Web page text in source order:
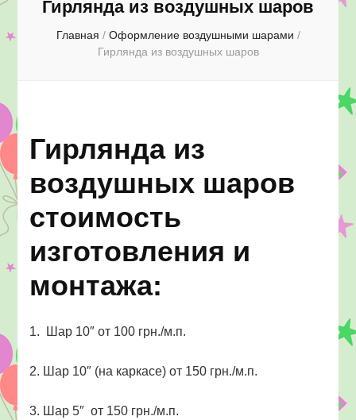
рекламы и
праздника
Херсон
Гирлянда из воздушных шаров
Главная / Оформление воздушными шарами /
Гирлянда из воздушных шаров
Гирлянда из
воздушных шаров
стоимость
изготовления и
монтажа:
1. Шар 10″ от 100 грн./м.п.
2. Шар 10″ (на каркасе) от 150 грн./м.п.
3. Шар 5″ от 150 грн./м.п.